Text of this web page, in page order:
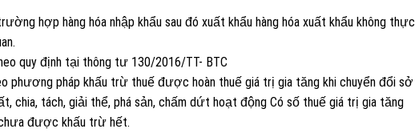
hợp hàng hóa nhập khẩu sau đó xuất khẩu hàng hóa xuất khẩu không thực
quy định tại thông tư 130/2016/TT- BTC
phương pháp khấu trừ thuế được hoàn thuế giá trị gia tăng khi chuyển đổi sở
chia, tách, giải thể, phá sản, chấm dứt hoạt động Có số thuế giá trị gia tăng
được khấu trừ hết.